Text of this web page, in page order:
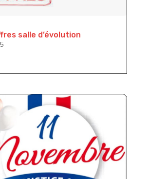
salle d’évolution